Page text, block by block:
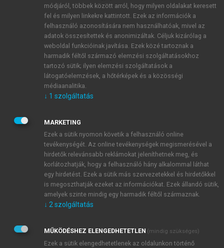
ÚJ FIÓK LÉTREHOZÁSA
1 óra díjmentes hozzáférés
E-MAIL-CÍM
JELSZÓ
JELSZÓ ÚJRA
Kérek értesítést a MeRSZ újdonságairól, akcióiról.
Kérek értesítést az Akadémiai Kiadó Zrt. újdonságairól,
Adatkezelési tájékoztatóbanfoglaltakat tudomásul
veszem és elfogadom.
módjáról, többek között arról, hogy milyen oldalakat keresett
fel és milyen linkekre kattintott. Ezek az információk a
felhasználó azonosítására nem használhatóak, mivel az
adatok összesítettek és anonimizáltak. Céljuk kizárólag a
weboldal funkcióinak javítása. Ezek közé tartoznak a
harmadik féltől származó elemzési szolgáltatásokhoz
tartozó sütik; ilyen elemzési szolgáltatások a
látogatóelemzések, a hőtérképek és a közösségi
médiaanalitika.
↓ 1 szolgáltatás
MARKETING
Ezek a sütik nyomon követik a felhasználó online
tevékenységét. Az online tevékenységek megismerésével a
hirdetők relevánsabb reklámokat jeleníthetnek meg, és
korlátozhatják, hogy a felhasználó hány alkalommal láthat
egy hirdetést. Ezek a sütik más szervezetekkel és hirdetőkkel
is megoszthatják ezeket az információkat. Ezek állandó sütik,
amelyek szinte mindig egy harmadik féltől származnak.
↓ 2 szolgáltatás
MŰKÖDÉSHEZ ELENGEDHETETLEN (mindig szükséges)
Ezek a sütik elengedhetetlenek az oldalunkon történő